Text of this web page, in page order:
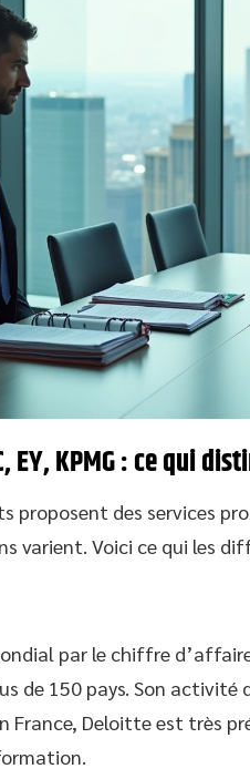
EY, KPMG : ce qui
proposent des services
varient. Voici ce qui les
par le chiffre
de 150 pays. Son
France, Deloitte est très